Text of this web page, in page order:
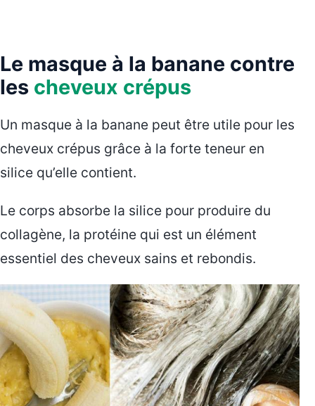
Le masque à la banane contre
les cheveux crépus
Un masque à la banane peut être utile pour les
cheveux crépus grâce à la forte teneur en
silice qu’elle contient.
Le corps absorbe la silice pour produire du
collagène, la protéine qui est un élément
essentiel des cheveux sains et rebondis.